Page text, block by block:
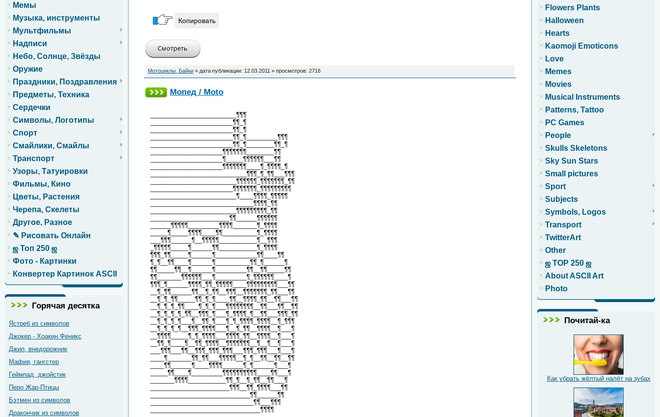
Мемы
Музыка, инструменты
Мультфильмы
Надписи
Небо, Солнце, Звёзды
Оружие
Праздники, Поздравления
Предметы, Техника
Сердечки
Символы, Логотипы
Спорт
Смайлики, Смайлы
Транспорт
Узоры, Татуировки
Фильмы, Кино
Цветы, Растения
Черепа, Скелеты
Другое, Разное
✎ Рисовать Онлайн
ஜ Топ 250 ஜ
Фото - Картинки
Конвертер Картинок ASCII
Горячая десятка
Ястреб из символов
Джокер - Хоакин Феникс
Джип, внедорожник
Мафия, гангстер
Геймпад, джойстик
Перо Жар-Птицы
Бэтмен из символов
Дракончик из символов
Копировать
Мотоциклы, Байки » дата публикации: 12.03.2011 » просмотров: 2716
Мопед / Moto
_________________________¶¶¶
________________________¶¶_¶
________________________¶¶_¶
________________________¶¶_¶_________¶¶¶
________________________¶¶_¶________¶¶_¶
_____________________¶¶¶¶¶¶¶________¶¶
_____________________¶_____¶¶¶¶¶¶___¶¶
_____________________¶¶¶¶¶¶¶____¶_¶¶¶¶_¶
____________________________¶¶¶_¶_¶¶___¶¶¶
_________________________¶¶¶¶¶¶_¶¶¶¶¶¶¶_¶¶
________________________¶¶¶¶¶¶¶_¶¶¶¶¶¶¶¶¶
_________________________¶____¶¶¶¶_¶¶¶¶¶
______________________________¶¶¶¶_¶¶
_________________________¶¶¶¶¶¶¶¶¶_¶¶
_______________________¶¶______¶¶¶¶¶¶
______¶¶¶¶¶_________¶¶¶¶_______¶_¶¶¶¶
_____¶_____¶¶¶¶____¶¶__________¶_¶¶¶¶
___¶¶¶______¶__¶¶¶¶¶___________¶__¶¶¶
_¶¶¶¶¶_____¶______¶¶___________¶_¶¶¶¶
¶¶¶_¶¶_____¶______¶____________¶¶____¶¶
¶_¶__¶¶____¶______¶__________¶¶_¶______¶
¶¶_____¶¶__¶______¶_________¶¶__¶¶_____¶¶
¶¶_______¶¶¶¶¶¶___¶_________¶_¶¶¶¶¶¶____¶
¶¶¶_¶______¶¶¶¶_¶¶_¶¶¶¶¶____¶¶¶¶¶¶¶¶¶___¶¶
__¶_¶¶______¶¶__¶_¶¶__¶¶¶__¶¶¶¶¶¶¶_¶¶___¶¶
__¶_¶_¶¶_____¶¶_¶_¶____¶¶__¶¶¶¶_¶¶__¶¶___¶¶
__¶_¶_¶_¶¶____¶_¶_¶___¶¶¶¶¶¶¶¶__¶¶___¶¶__¶¶
__¶_¶_¶_¶_¶¶__¶¶¶_¶___¶_¶¶¶¶_¶__¶¶___¶¶¶_¶¶
__¶_¶_¶_¶___¶__¶¶_¶___¶_¶_¶¶¶¶_¶¶¶¶__¶_¶¶¶
__¶_¶_¶_¶__¶¶¶_¶¶¶¶___¶__¶_¶¶__¶¶¶¶__¶___¶
__¶¶¶¶_____¶_¶_¶¶¶¶___¶¶¶¶_¶¶__¶¶¶¶__¶___¶
__¶¶_¶____¶__¶¶_¶¶¶¶__¶¶¶¶¶¶¶__¶__¶__¶___¶
___¶¶¶___¶¶__¶¶¶_¶¶¶_¶¶¶___¶¶¶_¶¶¶___¶___¶
____¶_______¶¶_¶¶___¶¶¶¶¶__¶_¶__¶¶__¶¶__¶¶
____¶¶______¶____¶¶¶¶______¶_¶______¶___¶
_____¶¶____¶_________¶¶¶¶¶¶¶¶¶¶____¶¶___¶
_______¶¶¶¶___________¶¶_¶__¶_¶¶__¶¶___¶
_______________________¶¶¶__¶¶_¶¶¶¶___¶¶
_____________________________¶¶______¶¶
______________________________¶¶___¶¶¶
________________________________¶¶¶¶
Flowers Plants
Halloween
Hearts
Kaomoji Emoticons
Love
Memes
Movies
Musical Instruments
Patterns, Tattoo
PC Games
People
Skulls Skeletons
Sky Sun Stars
Small pictures
Sport
Subjects
Symbols, Logos
Transport
TwitterArt
Other
ஜ TOP 250 ஜ
About ASCII Art
Photo
Почитай-ка
Как убрать жёлтый налёт на зубах